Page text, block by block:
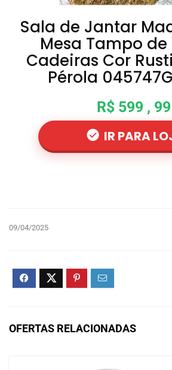
Sala de Jantar
Mesa Tampo
Cadeiras Cor
Pérola
R$ 599 , 99
IR PARA
09/04/2025
OFERTAS RELACIONADAS